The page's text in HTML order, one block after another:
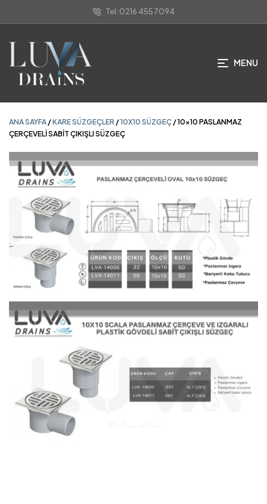
Tel: 0216 455 7094
MENU
ANA SAYFA/KARE SÜZGEÇLER/10X10 SÜZGEÇ/ 10×10 PASLANMAZ
ANA SAYFA /KARE SÜZGEÇLER /10X10 SÜZGEÇ / 10×10 PASLANMAZ
ÇERÇEVELİ SABİT ÇIKIŞLI SÜZGEÇ